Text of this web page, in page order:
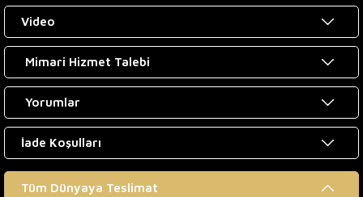
Video
Mimari Hizmet Talebi
Yorumlar
İade Koşulları
Tüm Dünyaya Teslimat